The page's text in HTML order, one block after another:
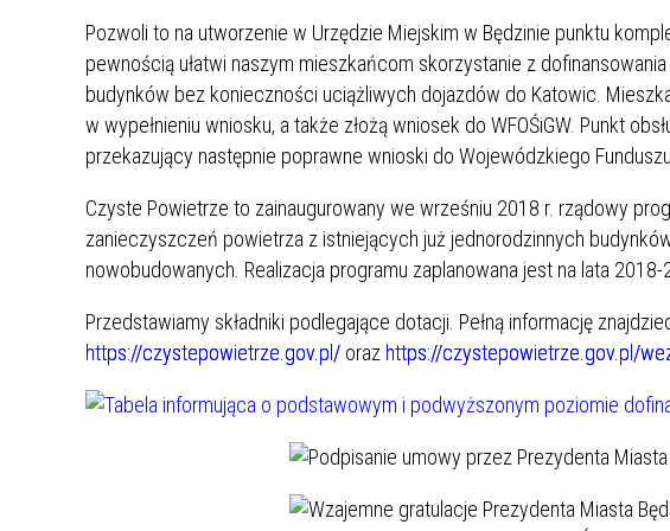
KARTA DUŻEJ RODZINY OFERTY PRACY
AKTYWIZACJA SPOŁECZNO–
ZAWODOWA OSÓB
NIEPEŁNOSPRAWNYCH
PLAN OGÓLNY
PODATKI LOKALNE –
PODSTAWOWE INFORMACJE,
STAWKI I FORMULARZE
KAMPANIA
EKOLOGICZNA W
PROJEKTU
LINEARNY
INFORMACJE KRUS URZĄD SKARBOWY
AWANS ZAWODOWY NAUCZYCIELI
ZAKŁADANIE
NIEPUBLICZNYCH
STYPENDIUM MIASTA BĘDZINA
PAŃSTWOWA
I ST. IM. FRYDERYKA
DOTACJE DLA NIEPUBLICZNYCH
SZKÓŁ I PRZEDSZKOLI W
BĘDZINIE
MIĘDZYZAKŁADOWA
ZAPOMOGOWO-
PRACOWNIKÓW
POMOC ZDROWOTNA DLA
„PRZYJAZNA SZKOŁA”
SZANS
Pozwoli to na utworzenie w Urzędzie Miejskim w Będzinie punktu
pewnością ułatwi naszym mieszkańcom skorzystanie z
budynków bez konieczności uciążliwych dojazdów do Katowic.
w wypełnieniu wniosku, a także złożą wniosek do WFOŚiGW. Punkt
przekazujący następnie poprawne wnioski do Wojewódzkiego
Czyste Powietrze to zainaugurowany we wrześniu 2018 r. rządowy
zanieczyszczeń powietrza z istniejących już jednorodzinnych
nowobudowanych. Realizacja programu zaplanowana jest na lata
Przedstawiamy składniki podlegające dotacji. Pełną informację
https://czystepowietrze.gov.pl/ oraz https://czystepowietrze.gov.pl/